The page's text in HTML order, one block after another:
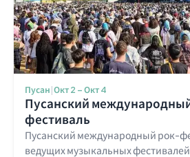
Пусан |Окт 2 – Окт 4
Пусанский
фестиваль
Пусанский международный рок-
ведущих музыкальных фестивалей